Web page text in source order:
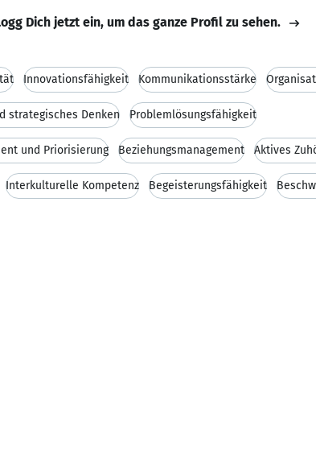
Dich jetzt ein, um das ganze Profil zu sehen.
Innovationsfähigkeit Kommunikationsstärke
strategisches Denken Problemlösungsfähigkeit
und Priorisierung Beziehungsmanagement Aktives
Interkulturelle Kompetenz Begeisterungsfähigkeit